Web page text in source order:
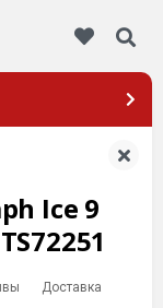
Ice 9
Доставка